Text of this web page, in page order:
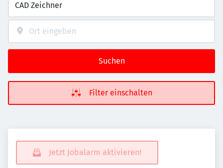
Suchen
Filter einschalten
Jetzt Jobalarm aktivieren!